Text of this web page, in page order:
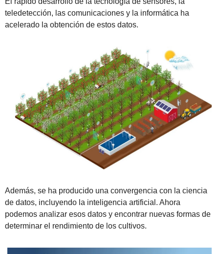
teledetección, las comunicaciones y la informática ha
acelerado la obtención de estos datos.
Además, se ha producido una convergencia con la ciencia
de datos, incluyendo la inteligencia artificial. Ahora
podemos analizar esos datos y encontrar nuevas formas de
determinar el rendimiento de los cultivos.